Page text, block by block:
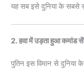
यह सब इसे दुनिया के सबसे
2. हवा में उड़ता हुआ कमांड
पुतिन इस विमान से दुनिया